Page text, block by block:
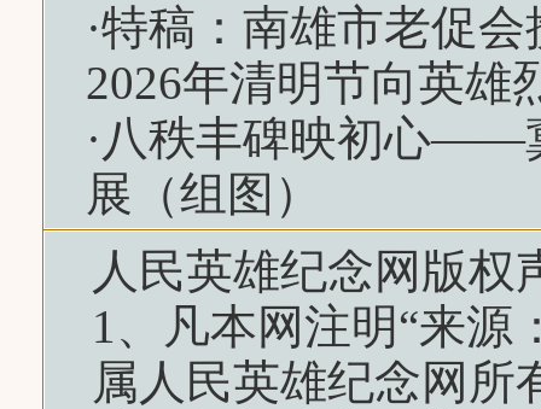
·特稿：南雄市老促
2026年清明节向英雄
· 八秩丰碑映初心——
展（组图）
人民英雄纪念网 版权
1、凡本网注明“来源
属 人民英雄纪念网 所